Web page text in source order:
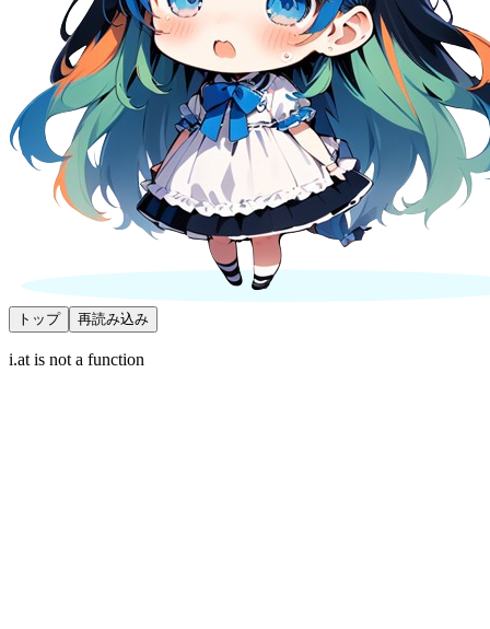
トップ 再読み込み
i.at is not a function